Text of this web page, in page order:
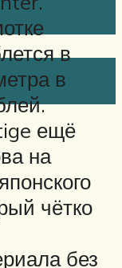
в
в
ещё
на
чётко
без